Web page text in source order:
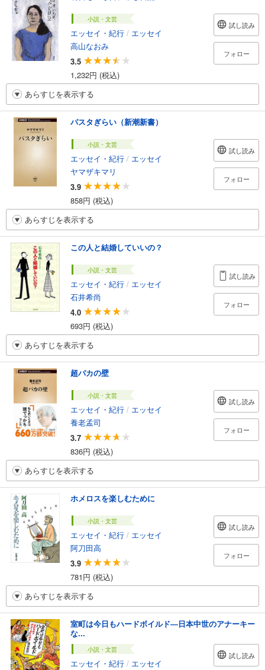
小説・文芸
エッセイ・紀行 / エッセイ
高山なおみ
3.5
1,232円 (税込)
試し読み
フォロー
あらすじを表示する
パスタぎらい（新潮新書）
小説・文芸
エッセイ・紀行 / エッセイ
ヤマザキマリ
3.9
858円 (税込)
試し読み
フォロー
あらすじを表示する
この人と結婚していいの？
小説・文芸
エッセイ・紀行 / エッセイ
石井希尚
4.0
693円 (税込)
試し読み
フォロー
あらすじを表示する
超バカの壁
小説・文芸
エッセイ・紀行 / エッセイ
養老孟司
3.7
836円 (税込)
試し読み
フォロー
あらすじを表示する
ホメロスを楽しむために
小説・文芸
エッセイ・紀行 / エッセイ
阿刀田高
3.9
781円 (税込)
試し読み
フォロー
あらすじを表示する
室町は今日もハードボイルド―日本中世のアナーキー
な...
小説・文芸
エッセイ・紀行 / エッセイ
試し読み